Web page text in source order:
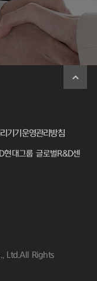
기기운영관리방침
현대그룹 글로벌R&D센
Ltd.All Rights